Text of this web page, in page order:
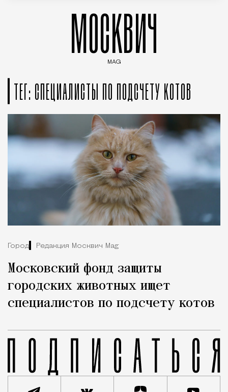
МОСКВИЧ
MAG
ТЕГ: СПЕЦИАЛИСТЫ ПО ПОДСЧЕТУ КОТОВ
Город Редакция Москвич Mag
Московский фонд защиты
городских животных ищет
специалистов по подсчету котов